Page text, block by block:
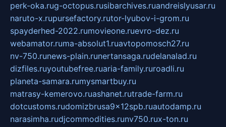
perk-oka.rug-octopus.rusibarchives.ruandreislyusar.ru
naruto-x.rupursefactory.rutor-lyubov-i-grom.ru
spayderhed-2022.rumovieone.ruevro-dez.ru
webamator.ruma-absolut1.ruavtopomosch27.ru
nv-750.runews-plain.runertansaga.rudelanalad.ru
dizfiles.ruyoutubefree.ruaria-family.ruroadli.ru
planeta-samara.rumysmartbuy.ru
matrasy-kemerovo.ruashanet.rutrade-farm.ru
dotcustoms.rudomizbrusa9x12spb.ruautodamp.ru
narasimha.rudjcommodities.runv750.rux-ton.ru